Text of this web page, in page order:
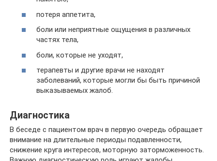
потеря аппетита,
боли или неприятные ощущения в различных
частях тела,
боли, которые не уходят,
терапевты и другие врачи не находят
заболеваний, которые могли бы быть причиной
выказываемых жалоб.
Диагностика
В беседе с пациентом врач в первую очередь обращает
внимание на длительные периоды подавленности,
снижение круга интересов, моторную заторможенность.